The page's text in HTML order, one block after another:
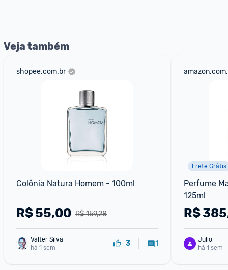
Veja também
shopee.com.br
Colônia Natura Homem - 100ml
R$ 159,28
R$55,00
Valter Silva
há 1 sem
3 1
Frete Grátis
Perfume
125ml
R$
Julio
há 1 sem